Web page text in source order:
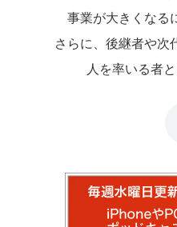
事業が大きくなる
さらに、後継者や次
人を率いる者